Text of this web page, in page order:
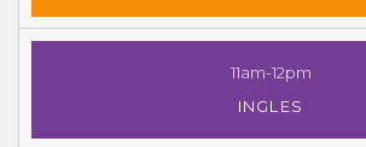
11am-12pm
INGLES